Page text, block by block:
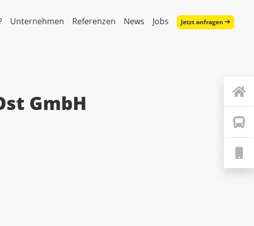
Unternehmen Referenzen News Jobs Jetzt anfragen
GmbH